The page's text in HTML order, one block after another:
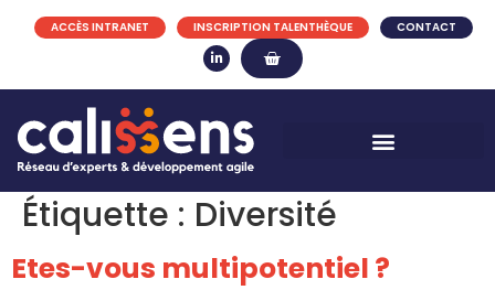
ACCÈS INTRANET INSCRIPTION TALENTHÈQUE CONTACT
Étiquette : Diversité
Etes-vous multipotentiel ?